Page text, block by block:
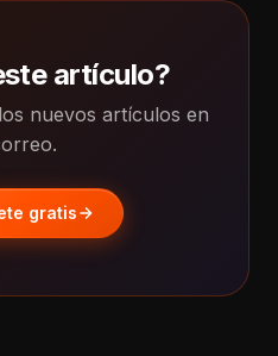
artículo?
nuevos artículos en
gratis